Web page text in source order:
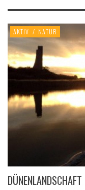
AKTIV / NATUR